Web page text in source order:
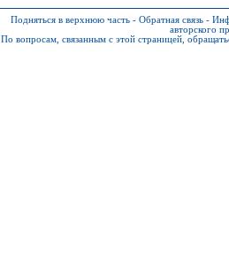
Подняться в верхнюю часть - Обратная связь -
авторского
По вопросам, связанным с этой страницей,